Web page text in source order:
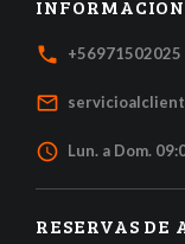
local_phone +56971502025
mail_outline
access_time Lun. a Dom.
RESERVAS